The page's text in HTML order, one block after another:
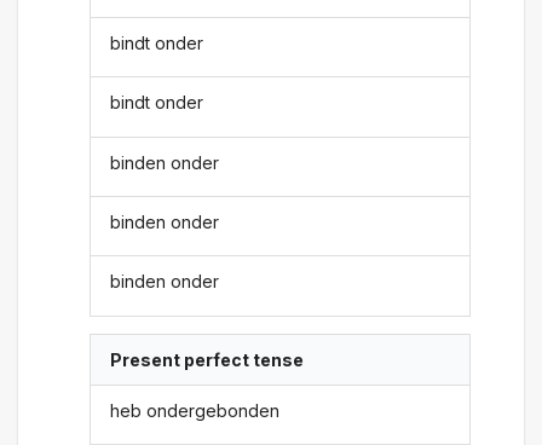
bindt onder
bindt onder
binden onder
binden onder
binden onder
Present perfect tense
heb ondergebonden